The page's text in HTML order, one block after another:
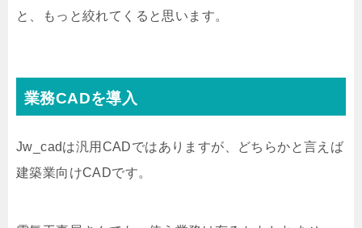
と、もっと絞れてくると思います。
業務CADを導入
Jw_cadは汎用CADではありますが、どちらかと言えば
建築業向けCADです。